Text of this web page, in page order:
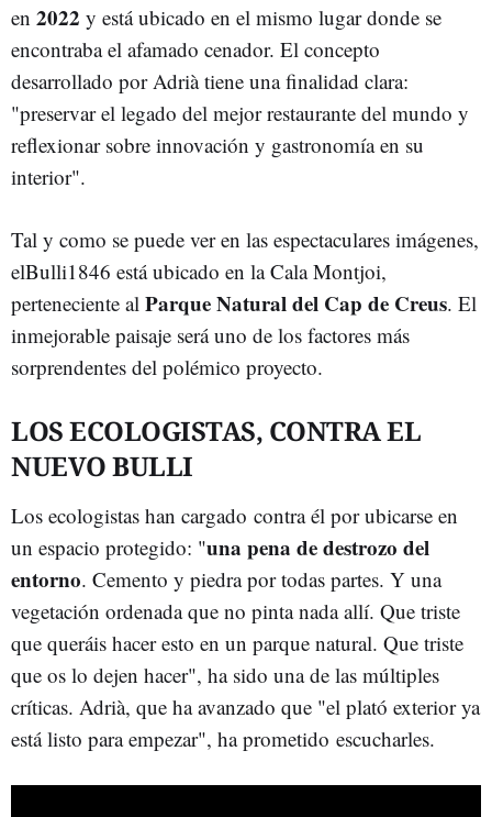
en 2022 y está ubicado en el mismo lugar donde se
encontraba el afamado cenador. El concepto
desarrollado por Adrià tiene una finalidad clara:
"preservar el legado del mejor restaurante del mundo y
reflexionar sobre innovación y gastronomía en su
interior".
Tal y como se puede ver en las espectaculares imágenes,
elBulli1846 está ubicado en la Cala Montjoi,
perteneciente al Parque Natural del Cap de Creus. El
inmejorable paisaje será uno de los factores más
sorprendentes del polémico proyecto.
LOS ECOLOGISTAS, CONTRA EL
NUEVO BULLI
Los ecologistas han cargado contra él por ubicarse en
un espacio protegido: "una pena de destrozo del
entorno. Cemento y piedra por todas partes. Y una
vegetación ordenada que no pinta nada allí. Que triste
que queráis hacer esto en un parque natural. Que triste
que os lo dejen hacer", ha sido una de las múltiples
críticas. Adrià, que ha avanzado que "el plató exterior ya
está listo para empezar", ha prometido escucharles.